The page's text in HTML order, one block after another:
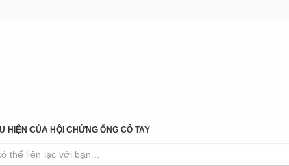
HIỆN CỦA HỘI CHỨNG ỐNG CỔ TAY